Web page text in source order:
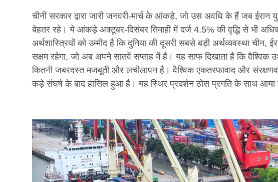
चीनी सरकार द्वारा जारी जनवरी-मार्च के आंकड़े, जो उस अवधि के हैं जब
बेहतर रहे। ये आंकड़े अक्टूबर-दिसंबर तिमाही में दर्ज 4.5% की वृद्धि से भी
अर्थशास्त्रियों को उम्मीद है कि दुनिया की दूसरी सबसे बड़ी अर्थव्यवस्था चीन,
सक्षम रहेगा, जो अब अपने सातवें सप्ताह में है। यह साफ दिखाता है कि
कितनी जबरदस्त मजबूती और लचीलापन है। वैश्विक एकतरफावाद और
कड़े संघर्ष के बाद हासिल हुआ है। यह स्थिर प्रदर्शन ठोस प्रगति के साथ आया